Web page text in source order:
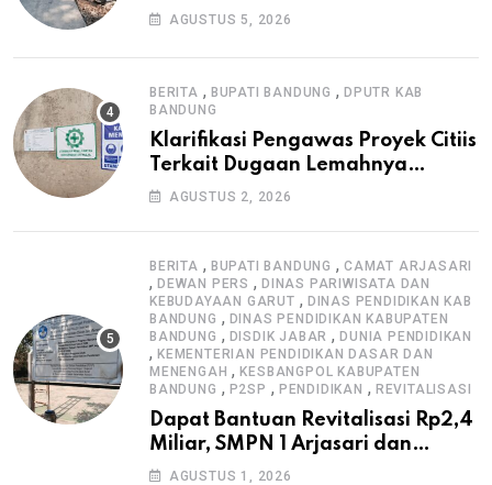
Warga, Selesai Tanpa Papan
AGUSTUS 5, 2026
BERITA , BUPATI BANDUNG ,DPUTR KAB
BANDUNG
Klarifikasi Pengawas Proyek Citiis
Terkait Dugaan Lemahnya
Pengawasan K3
AGUSTUS 2, 2026
BERITA , BUPATI BANDUNG ,CAMAT ARJASARI
, DEWAN PERS , DINAS PARIWISATA DAN
KEBUDAYAAN GARUT , DINAS PENDIDIKAN KAB
BANDUNG , DINAS PENDIDIKAN KABUPATEN
BANDUNG , DISDIK JABAR ,DUNIA PENDIDIKAN
, KEMENTERIAN PENDIDIKAN DASAR DAN
MENENGAH ,KESBANGPOL KABUPATEN
BANDUNG , P2SP , PENDIDIKAN , REVITALISASI
Dapat Bantuan Revitalisasi Rp2,4
Miliar, SMPN 1 Arjasari dan
Masyarakat Sambut Antusias
AGUSTUS 1, 2026